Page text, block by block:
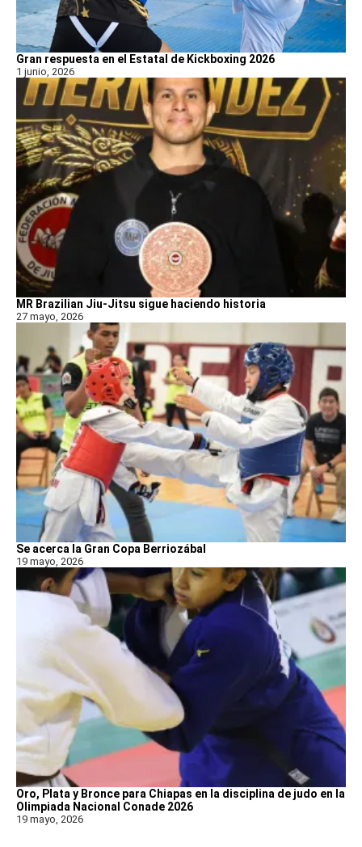
Gran respuesta en el Estatal de Kickboxing 2026
1 junio, 2026
MR Brazilian Jiu-Jitsu sigue haciendo historia
27 mayo, 2026
Se acerca la Gran Copa Berriozábal
19 mayo, 2026
Oro, Plata y Bronce para Chiapas en la disciplina de judo en la
Olimpiada Nacional Conade 2026
19 mayo, 2026